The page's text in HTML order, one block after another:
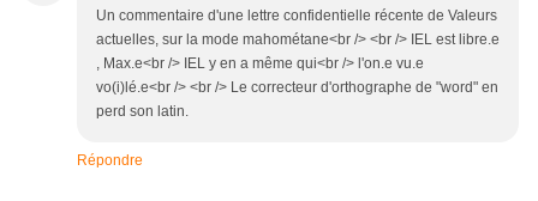
Un commentaire d'une lettre confidentielle récente de Valeurs
actuelles, sur la mode mahométane<br /> <br /> IEL est libre.e
, Max.e<br /> IEL y en a même qui<br /> l'on.e vu.e
vo(i)lé.e<br /> <br /> Le correcteur d'orthographe de "word" en
perd son latin.
Répondre